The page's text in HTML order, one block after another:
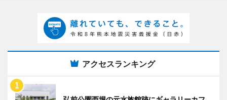
アクセスランキング